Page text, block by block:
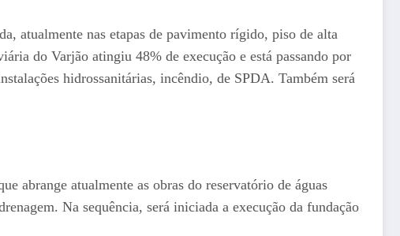
atualmente nas etapas de pavimento rígido, piso de alta
do Varjão atingiu 48% de execução e está passando por
hidrossanitárias, incêndio, de SPDA. Também será
abrange atualmente as obras do reservatório de águas
Na sequência, será iniciada a execução da fundação